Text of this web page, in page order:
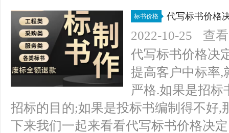
标书价格 代写标书价格
2022-10-25
查
代写标书价格决
提高客户中标率,
严格.如果是招
招标的目的;如果是投标书编制得不好,
下来我们一起来看看代写标书价格决